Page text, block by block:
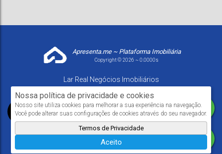
Nossa política de privacidade e cookies
Nosso site utiliza cookies para melhorar a sua experiência na navegação.
Você pode alterar suas configurações de cookies através do seu navegador.
Termos de Privacidade
Aceito
Apresenta.me ~ Plataforma Imobiliária
Copyright © 2026 ~ 0.0000s
Lar Real Negócios Imobiliários